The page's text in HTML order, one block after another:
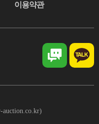
이용약관
auction.co.kr)